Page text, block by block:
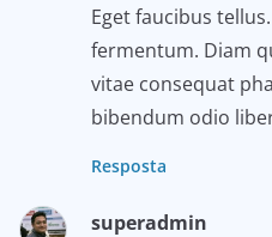
Eget faucibus
fermentum. Diam
vitae consequat
bibendum odio
Resposta
superadmin